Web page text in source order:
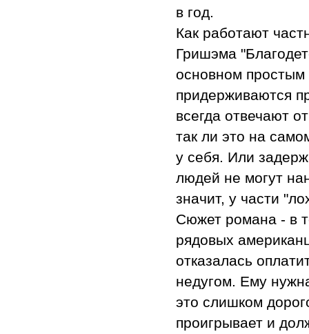
в год.
Как работают
Гришэма
основном простым
придерживаются
всегда отвечают
так ли это на
у себя. Или
людей не могут
значит, у части
Сюжет романа - в
рядовых
отказалась
недугом. Ему
это слишком
проигрывает и